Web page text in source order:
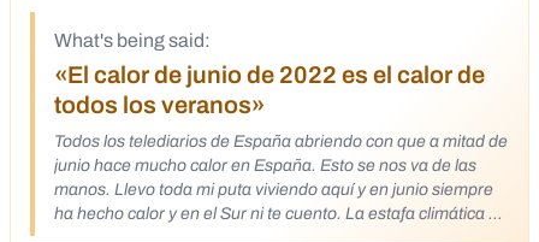
What's being said:
«El calor de junio de 2022 es el calor de
todos los veranos»
Todos los telediarios de España abriendo con que a mitad de
junio hace mucho calor en España. Esto se nos va de las
manos. Llevo toda mi puta viviendo aquí y en junio siempre
ha hecho calor y en el Sur ni te cuento. La estafa climática no